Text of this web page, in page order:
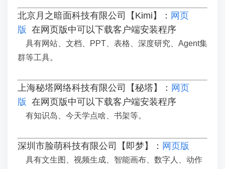
北京月之暗面科技有限公司【Kimi】： 网页
版 在网页版中可以下载客户端安装程序
具有网站、文档、PPT、表格、深度研究、Agent集
群等工具。
上海秘塔网络科技有限公司【秘塔】： 网页
版 在网页版中可以下载客户端安装程序
有知识岛、今天学点啥、书架等。
深圳市脸萌科技有限公司 【即梦】： 网页版
具有文生图、视频生成、智能画布、数字人、动作